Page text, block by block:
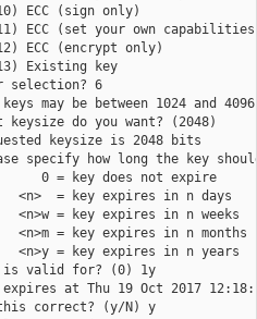
ECC (sign only)
(11) ECC (set your own
ECC (encrypt only)
Existing key
selection? 6
keys may be between 1024 and
keysize do you want? (2048)
keysize is 2048 bits
specify how long the key
         0 = key does not expire
      <n>  = key expires in n days
      <n>w = key expires in n weeks
      <n>m = key expires in n months
      <n>y = key expires in n years
is valid for? (0) 1y
expires at Thu 19 Oct 2017
correct? (y/N) y